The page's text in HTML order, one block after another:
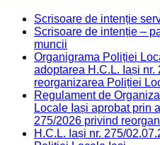
Scrisoare de intenție
Scrisoare de intenție –
muncii
Organigrama Poliției
adoptarea H.C.L. Iași nr.
reorganizarea Poliției
Regulament de
Locale Iași aprobat prin
275/2026 privind
H.C.L. Iași nr. 275/